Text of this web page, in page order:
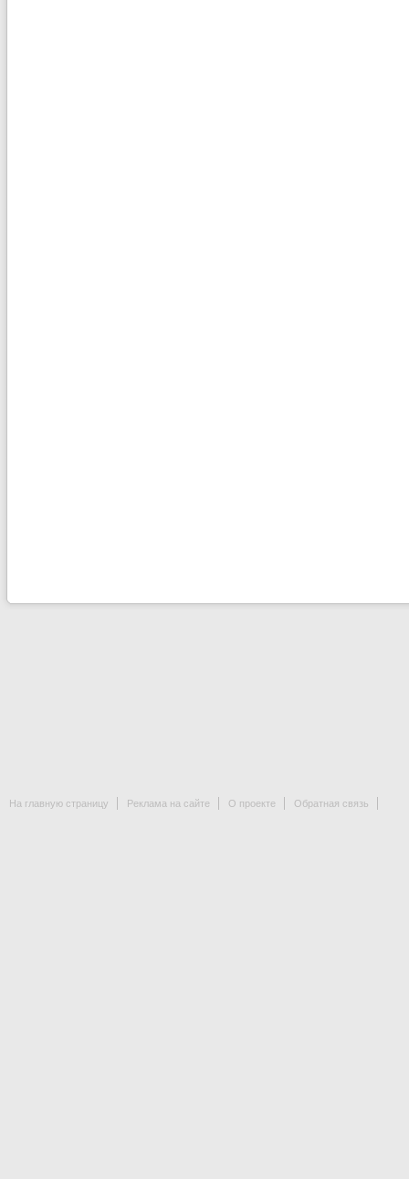
На главную страницу Реклама на сайте О проекте Обратная связь